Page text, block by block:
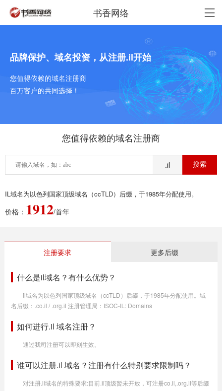
书香网络
品牌保护、域名投资，从注册.il开始
您值得依赖的域名注册商
百万客户的共同选择！
您值得依赖的域名注册商
.il
IL域名为以色列国家顶级域名（ccTLD）后缀，于1985年分配使用。
价格： 1912/首年
注册要求 更多后缀
什么是il域名？有什么优势？
il域名为以色列国家顶级域名（ccTLD）后缀，于1985年分配使用。域
名后缀：.co.il / .org.il 注册管理局：ISOC-IL: Domains
如何进行.il 域名注册？
通过我司注册可以即刻生效。
谁可以注册.il 域名？注册有什么特别要求限制吗？
对注册.il域名的特殊要求:目前.il顶级暂未开放，可注册co.il,.org.il等后缀